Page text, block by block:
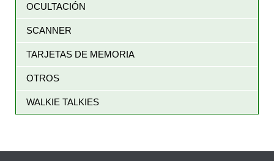
OCULTACIÓN
SCANNER
TARJETAS DE MEMORIA
OTROS
WALKIE TALKIES